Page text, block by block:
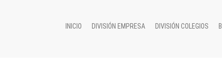
INICIO DIVISIÓN EMPRESA DIVISIÓN COLEGIOS